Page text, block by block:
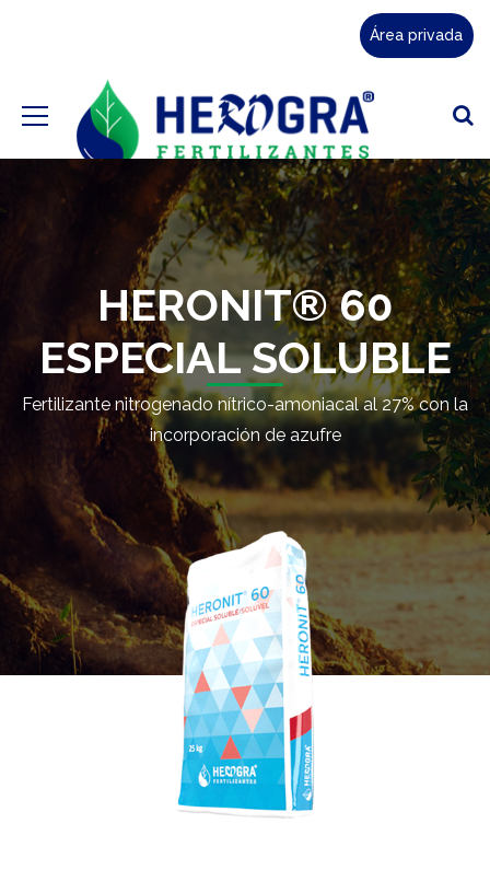
Área privada
HERONIT® 60
ESPECIAL SOLUBLE
Fertilizante nitrogenado nítrico-amoniacal al 27% con la
incorporación de azufre